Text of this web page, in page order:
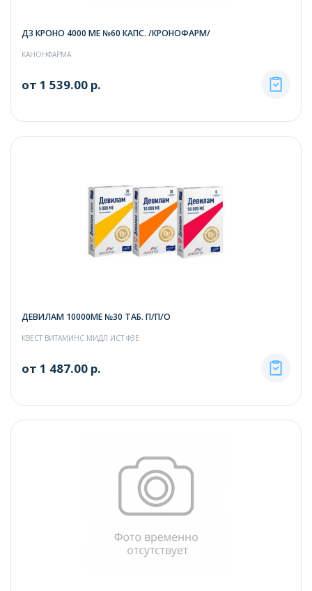
Д3 КРОНО 4000 ME №60 КАПС. /КРОНОФАРМ/
КАНОНФАРМА
от 1 539.00 р.
ДЕВИЛАМ 10000МЕ №30 ТАБ. П/П/О
КВЕСТ ВИТАМИНС МИДЛ ИСТ ФЗЕ
от 1 487.00 р.